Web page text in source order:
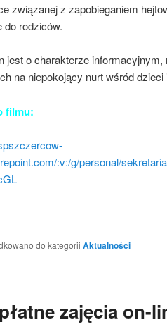
związanej z zapobieganiem
do rodziców.
jest o charakterze
na niepokojący nurt wśród dzieci
filmu:
:v:/g/personal/
do kategorii Aktualności
zajęcia on-